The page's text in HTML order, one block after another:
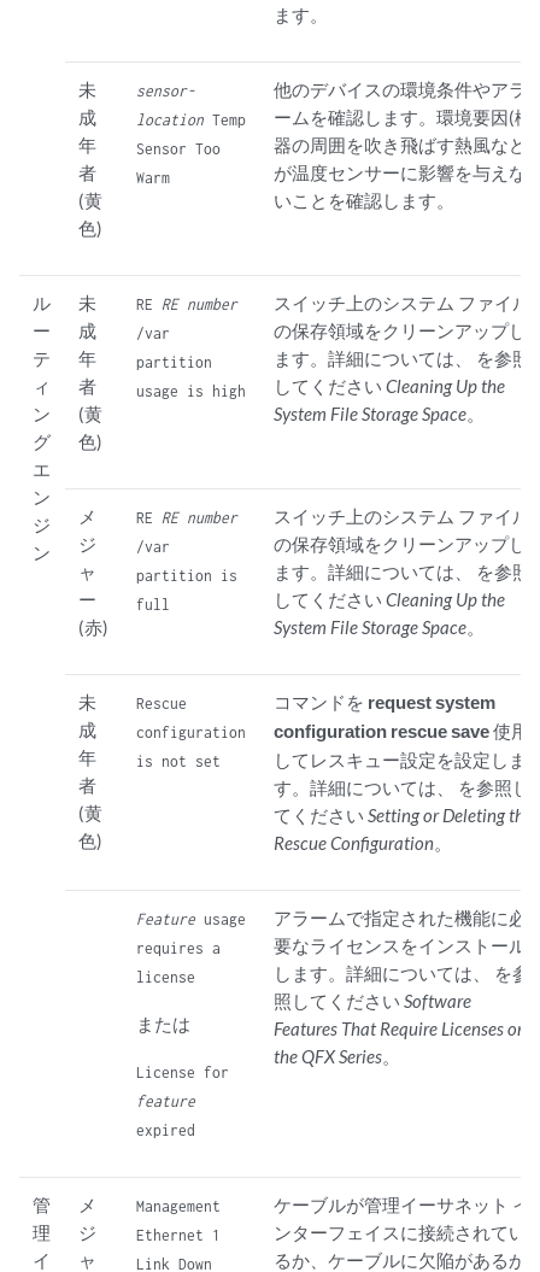
ます。
未
成
年
者
(黄
色)
sensor-
location Temp
Sensor Too
Warm
他のデバイスの環境条件やアラ
ームを確認します。環境要因(機
器の周囲を吹き飛ばす熱風など)
が温度センサーに影響を与えな
いことを確認します。
ル
ー
テ
ィ
ン
グ
エ
ン
ジ
ン
未
成
年
者
(黄
色)
RERE number
/var
partition
usage is high
スイッチ上のシステム ファイル
の保存領域をクリーンアップし
ます。詳細については、 を参照
してくださいCleaning Up the
System File Storage Space。
メ
ジ
ャ
ー
(赤)
RERE number
/var
partition is
full
スイッチ上のシステム ファイル
の保存領域をクリーンアップし
ます。詳細については、 を参照
してくださいCleaning Up the
System File Storage Space。
未
成
年
者
(黄
色)
Rescue
configuration
is not set
コマンドを request system
configuration rescue save使用
してレスキュー設定を設定しま
す。詳細については、 を参照し
てくださいSetting or Deleting the
Rescue Configuration。
Feature usage
requires a
license
または
License for
feature
expired
アラームで指定された機能に必
要なライセンスをインストール
します。詳細については、 を参
照してくださいSoftware
Features That Require Licenses on
the QFX Series。
管
理
イ
メ
ジ
ャ
Management
Ethernet 1
Link Down
ケーブルが管理イーサネット イ
ンターフェイスに接続されてい
るか、ケーブルに欠陥があるか